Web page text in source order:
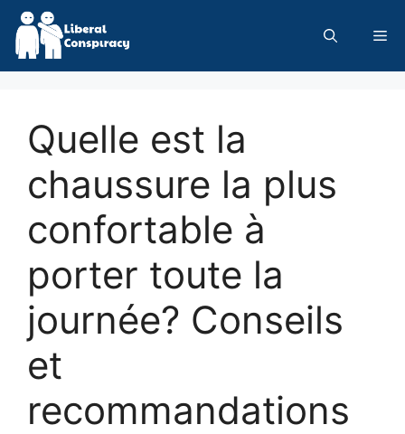
Skip
content
Quelle est la
chaussure la plus
confortable à
porter toute la
journée? Conseils
et
recommandations